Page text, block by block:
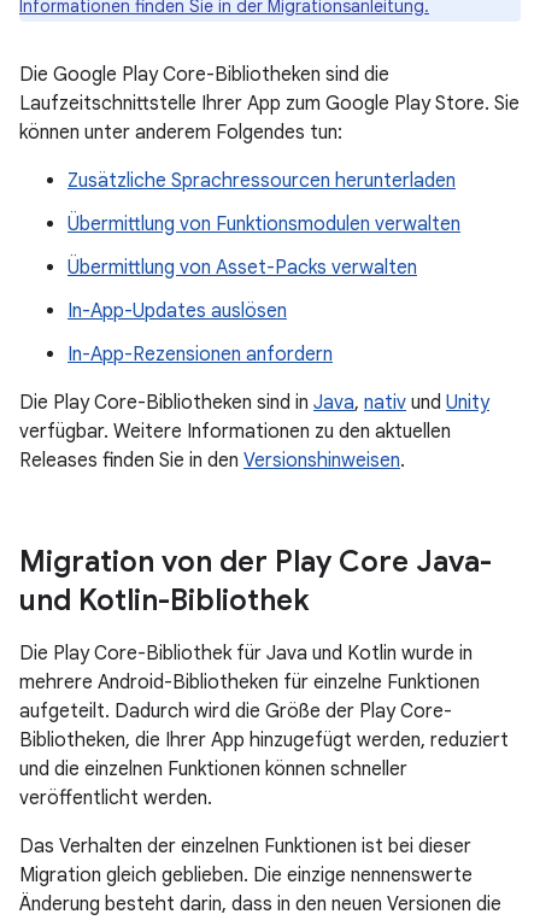
Informationen finden Sie in der Migrationsanleitung.
Die Google Play Core-Bibliotheken sind die
Laufzeitschnittstelle Ihrer App zum Google Play Store. Sie
können unter anderem Folgendes tun:
Zusätzliche Sprachressourcen herunterladen
Übermittlung von Funktionsmodulen verwalten
Übermittlung von Asset-Packs verwalten
In-App-Updates auslösen
In-App-Rezensionen anfordern
Die Play Core-Bibliotheken sind in Java, nativ und Unity
verfügbar. Weitere Informationen zu den aktuellen
Releases finden Sie in den Versionshinweisen.
Migration von der Play Core Java-
und Kotlin-Bibliothek
Die Play Core-Bibliothek für Java und Kotlin wurde in
mehrere Android-Bibliotheken für einzelne Funktionen
aufgeteilt. Dadurch wird die Größe der Play Core-
Bibliotheken, die Ihrer App hinzugefügt werden, reduziert
und die einzelnen Funktionen können schneller
veröffentlicht werden.
Das Verhalten der einzelnen Funktionen ist bei dieser
Migration gleich geblieben. Die einzige nennenswerte
Änderung besteht darin, dass in den neuen Versionen die